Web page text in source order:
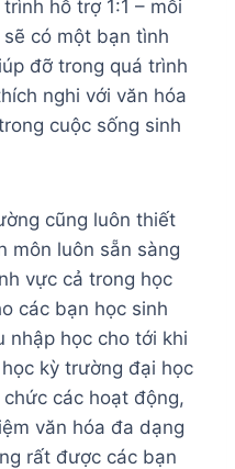
hỗ trợ 1:1 – mỗi
có một bạn tình
đỡ trong quá trình
nghi với văn hóa
cuộc sống sinh
cũng luôn thiết
môn luôn sẵn sàng
vực cả trong học
các bạn học sinh
nhập học cho tới khi
kỳ trường đại học
các hoạt động,
văn hóa đa dạng
rất được các bạn